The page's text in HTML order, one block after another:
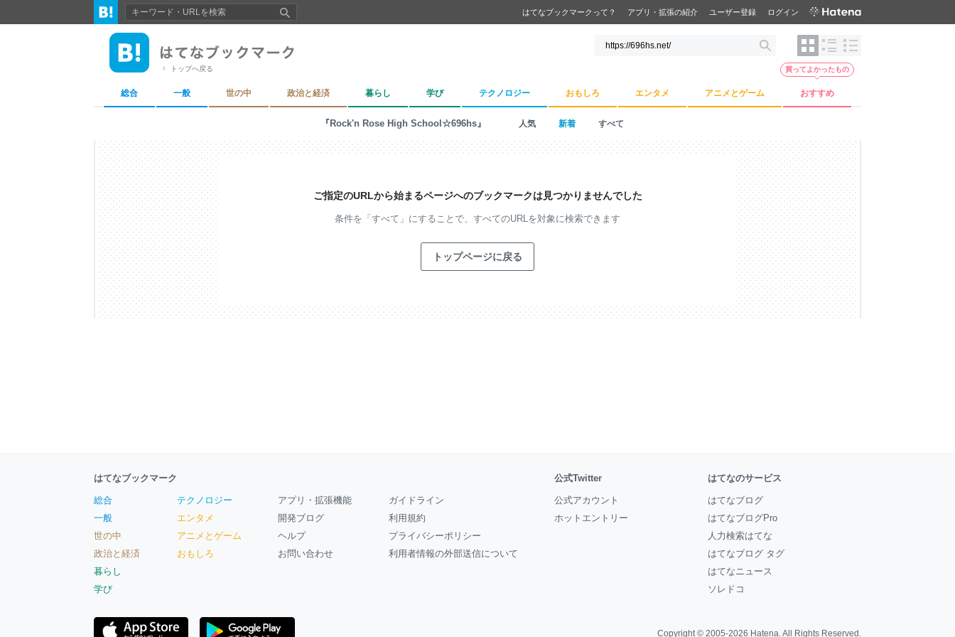
はてなブックマークって？ アプリ・拡張の紹介 ユーザー登録 ログイン
トップへ戻る
総合 一般 世の中 政治と経済 暮らし 学び テクノロジー おもしろ エンタメ アニメとゲーム おすすめ
買ってよかったもの
『Rock'n Rose High School☆696hs』 人気 新着 すべて
ご指定のURLから始まるページへのブックマークは見つかりませんでした
条件を「すべて」にすることで、 すべてのURLを対象に検索できます
トップページに戻る
はてなブックマーク
総合
一般
世の中
政治と経済
暮らし
学び
テクノロジー
エンタメ
アニメとゲーム
おもしろ
アプリ・拡張機能
開発ブログ
ヘルプ
お問い合わせ
ガイドライン
利用規約
プライバシーポリシー
利用者情報の外部送信について
公式Twitter
公式アカウント
ホットエントリー
はてなのサービス
はてなブログ
はてなブログPro
人力検索はてな
はてなブログ タグ
はてなニュース
ソレドコ
Copyright © 2005-2026 Hatena. All Rights Reserved.